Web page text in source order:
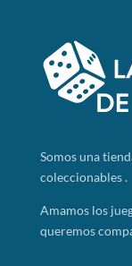
Somosuna
coleccionables .
Amamos los
queremos